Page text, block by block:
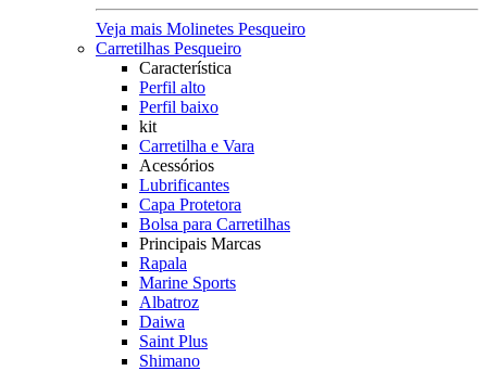
Veja mais Molinetes Pesqueiro
Carretilhas Pesqueiro
Característica
Perfil alto
Perfil baixo
kit
Carretilha e Vara
Acessórios
Lubrificantes
Capa Protetora
Bolsa para Carretilhas
Principais Marcas
Rapala
Marine Sports
Albatroz
Daiwa
Saint Plus
Shimano